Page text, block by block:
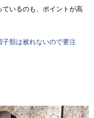
ているのも、ポイントが高
類は被れないので要注